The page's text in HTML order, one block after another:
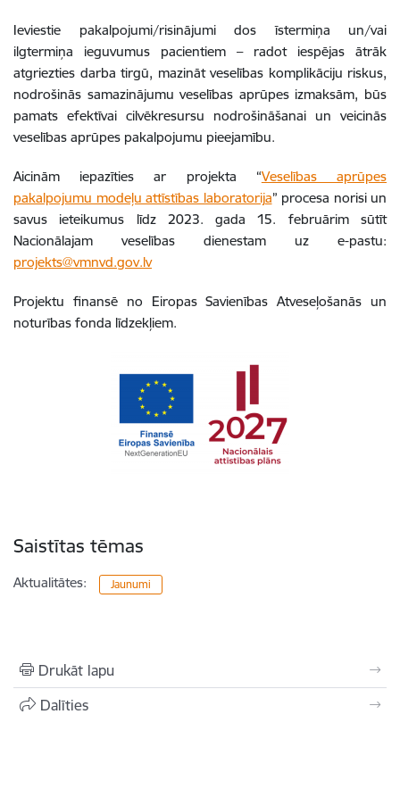
Ieviestie pakalpojumi/risinājumi dos īstermiņa un/vai
ilgtermiņa ieguvumus pacientiem – radot iespējas ātrāk
atgriezties darba tirgū, mazināt veselības komplikāciju riskus,
nodrošinās samazinājumu veselības aprūpes izmaksām, būs
pamats efektīvai cilvēkresursu nodrošināšanai un veicinās
veselības aprūpes pakalpojumu pieejamību.
Aicinām iepazīties ar projekta “Veselības aprūpes
pakalpojumu modeļu attīstības laboratorija” procesa norisi un
savus ieteikumus līdz 2023. gada 15. februārim sūtīt
Nacionālajam veselības dienestam uz e-pastu:
projekts@vmnvd.gov.lv
Projektu finansē no Eiropas Savienības Atveseļošanās un
noturības fonda līdzekļiem.
Saistītas tēmas
Aktualitātes: Jaunumi
Drukāt lapu
Dalīties